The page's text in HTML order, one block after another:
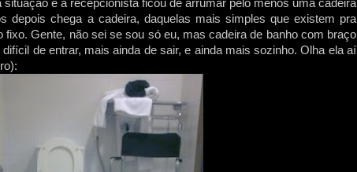
situação e a recepcionista ficou de arrumar pelo menos uma cadeira
depois chega a cadeira, daquelas mais simples que existem pra
fixo. Gente, não sei se sou só eu, mas cadeira de banho com braço
de entrar, mais ainda de sair, e ainda mais sozinho. Olha ela aí